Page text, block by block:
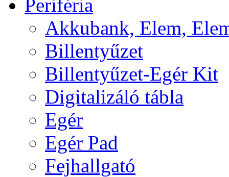
Periféria
Akkubank, Elem,
Billentyűzet
Billentyűzet-Egér Kit
Digitalizáló tábla
Egér
Egér Pad
Fejhallgató